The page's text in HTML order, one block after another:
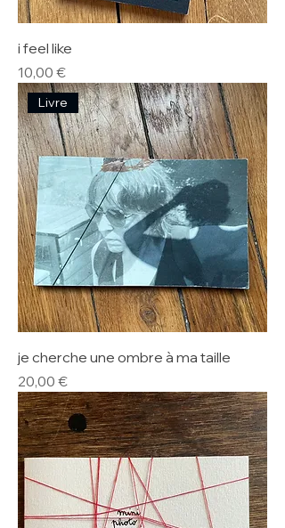
i feel like
Prix
10,00 €
Livre
je cherche une ombre à ma taille
Prix
20,00 €